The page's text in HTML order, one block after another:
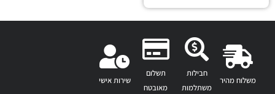
משלוח מהיר
חבילות
משתלמות
תשלום
מאובטח
שירות אישי